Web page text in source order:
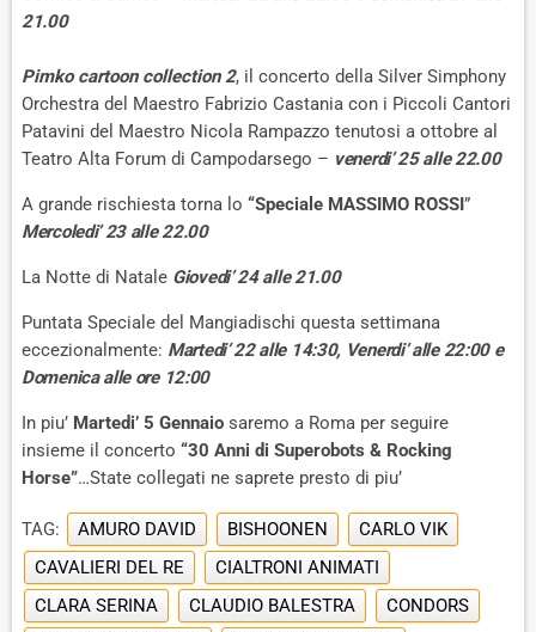
21.00
Pimko cartoon collection 2, il concerto della Silver Simphony
Orchestra del Maestro Fabrizio Castania con i Piccoli Cantori
Patavini del Maestro Nicola Rampazzo tenutosi a ottobre al
Teatro Alta Forum di Campodarsego – venerdi’ 25 alle 22.00
A grande rischiesta torna lo “Speciale MASSIMO ROSSI”
Mercoledi’ 23 alle 22.00
La Notte di Natale Giovedi’ 24 alle 21.00
Puntata Speciale del Mangiadischi questa settimana
eccezionalmente: Martedi’ 22 alle 14:30, Venerdi’ alle 22:00 e
Domenica alle ore 12:00
In piu’ Martedi’ 5 Gennaio saremo a Roma per seguire
insieme il concerto “30 Anni di Superobots & Rocking
Horse”…State collegati ne saprete presto di piu’
TAG: AMURO DAVID BISHOONEN
CARLO VIK
CAVALIERI DEL RE
CIALTRONI ANIMATI
CLARA SERINA
CLAUDIO BALESTRA
CONDORS